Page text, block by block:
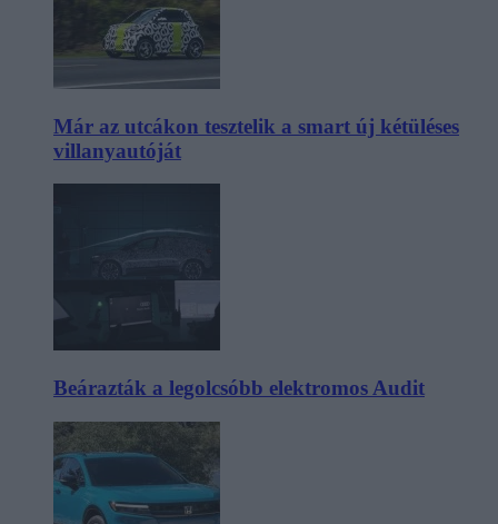
Már az utcákon tesztelik a smart új kétüléses
villanyautóját
Beárazták a legolcsóbb elektromos Audit